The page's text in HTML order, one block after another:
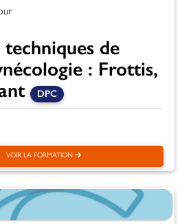
techniques de
: Frottis,
DPC
VOIR LA FORMATION